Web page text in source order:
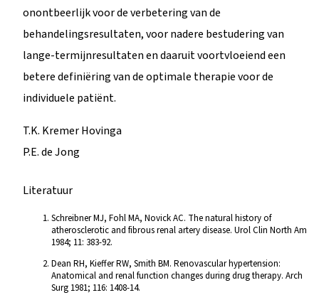
onontbeerlijk voor de verbetering van de
behandelingsresultaten, voor nadere bestudering van
lange-termijnresultaten en daaruit voortvloeiend een
betere definiëring van de optimale therapie voor de
individuele patiënt.
T.K. Kremer Hovinga
P.E. de Jong
Literatuur
Schreibner MJ, Fohl MA, Novick AC. The natural history of
atherosclerotic and fibrous renal artery disease. Urol Clin North Am
1984; 11: 383-92.
Dean RH, Kieffer RW, Smith BM. Renovascular hypertension:
Anatomical and renal function changes during drug therapy. Arch
Surg 1981; 116: 1408-14.